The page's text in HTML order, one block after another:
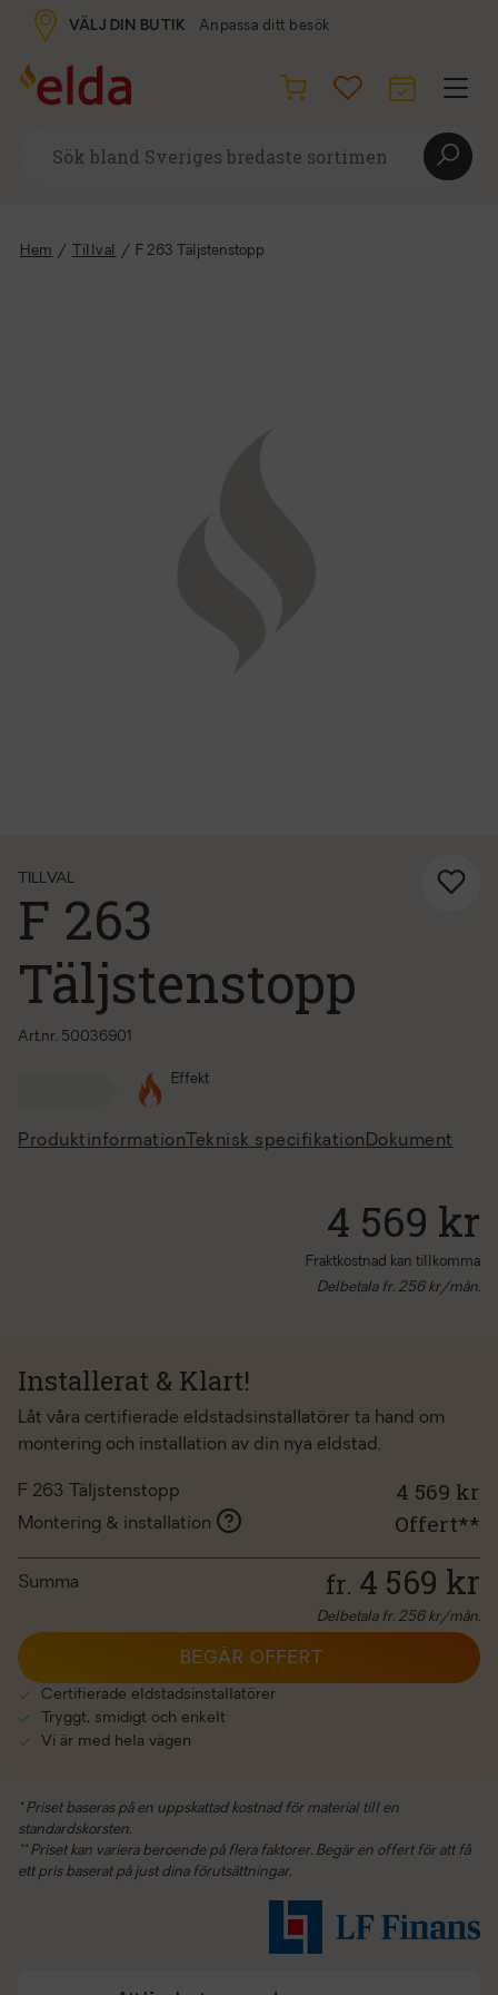
VÄLJ DIN BUTIK Anpassa ditt besök
Hem / Tillval / F 263 Täljstenstopp
TILLVAL
F 263
Täljstenstopp
Art.nr. 50036901
Effekt
Produktinformation Teknisk specifikation Dokument
4 569 kr
Fraktkostnad kan tillkomma
Delbetala fr. 256kr/mån.
Installerat & Klart!
Låt våra certifierade eldstadsinstallatörer ta hand om
montering och installation av din nya eldstad.
F 263 Täljstenstopp 4 569 kr
Montering & installation Offert**
Summa fr. 4 569 kr
Delbetala fr. 256kr/mån.
Certifierade eldstadsinstallatörer
Tryggt, smidigt och enkelt
Vi är med hela vägen
BEGÄR OFFERT
* Priset baseras på en uppskattad kostnad för material till en
standardskorsten.
** Priset kan variera beroende på flera faktorer. Begär en offert för att få
ett pris baserat på just dina förutsättningar.